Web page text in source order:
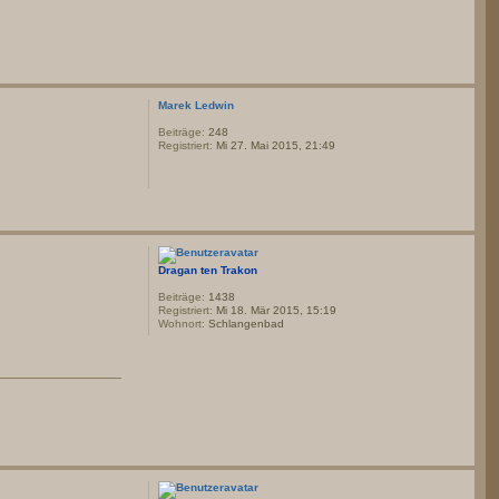
Marek Ledwin
Beiträge: 248
Registriert: Mi 27. Mai 2015, 21:49
Dragan ten Trakon
Beiträge: 1438
Registriert: Mi 18. Mär 2015, 15:19
Wohnort: Schlangenbad